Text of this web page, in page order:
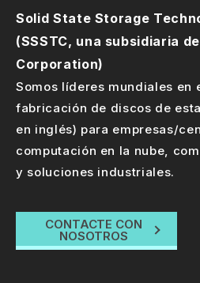
Solid State Storage
(SSSTC, una subsidiaria
Corporation)
Somos líderes mundiales en
fabricación de discos de
en inglés) para empresas/
computación en la nube,
y soluciones industriales.
CONTACTE CON
NOSOTROS